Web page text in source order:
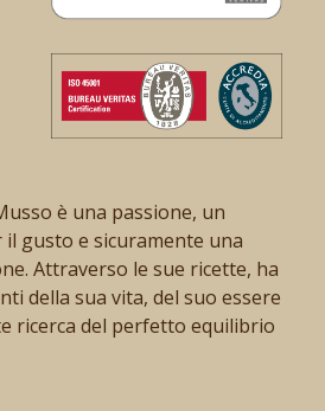
è una passione, un
gusto e sicuramente una
Attraverso le sue ricette, ha
della sua vita, del suo essere
ricerca del perfetto equilibrio